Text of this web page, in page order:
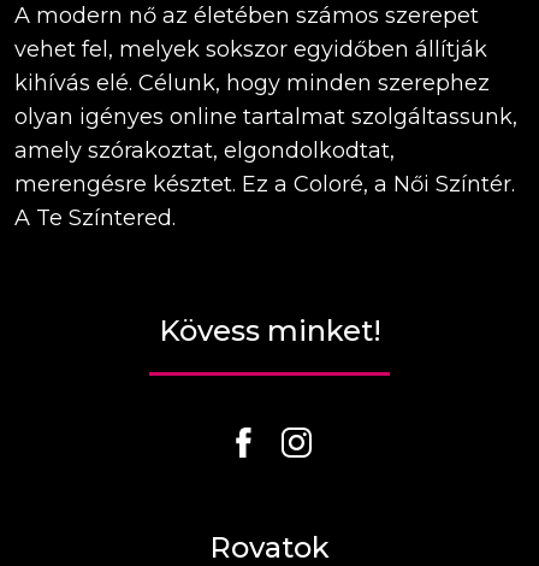
A modern nő az életében számos szerepet
vehet fel, melyek sokszor egyidőben állítják
kihívás elé. Célunk, hogy minden szerephez
olyan igényes online tartalmat szolgáltassunk,
amely szórakoztat, elgondolkodtat,
merengésre késztet. Ez a Coloré, a Női Színtér.
A Te Színtered.
Kövess minket!
Rovatok